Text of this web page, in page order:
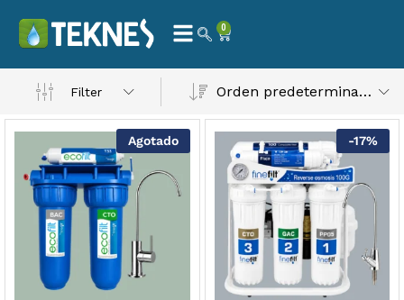
0
Filter Orden predeterminado
Agotado -17%
– Máxima Calidad En Filtración
3,900.00
al carrito
Finefilt – Kit de Repuestos 2 Etapas 2.5×10 | Cartucho de Sedimentos + Carbón Activado en Bloque
250.00